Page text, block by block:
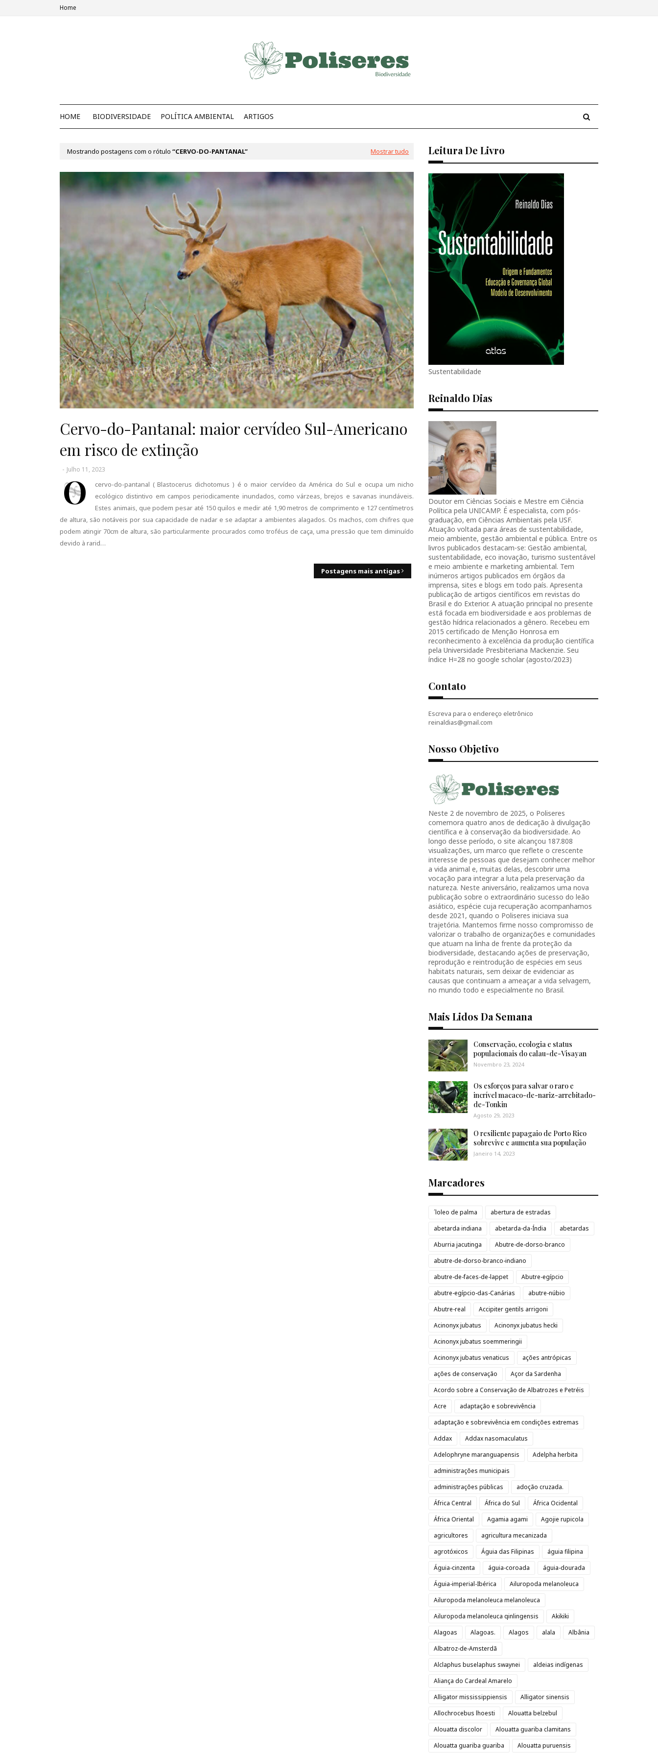
Home
HOME BIODIVERSIDADE POLÍTICA AMBIENTAL ARTIGOS
Mostrando postagens com o rótulo CERVO-DO-PANTANAL Mostrar tudo
Cervo-do-Pantanal: maior cervídeo Sul-Americano
em risco de extinção
- Julho 11, 2023
O
cervo-do-pantanal ( Blastocerus dichotomus ) é o maior cervídeo da América do Sul e ocupa um nicho
ecológico distintivo em campos periodicamente inundados, como várzeas, brejos e savanas inundáveis.
Estes animais, que podem pesar até 150 quilos e medir até 1,90 metros de comprimento e 127 centímetros
de altura, são notáveis por sua capacidade de nadar e se adaptar a ambientes alagados. Os machos, com chifres que
podem atingir 70cm de altura, são particularmente procurados como troféus de caça, uma pressão que tem diminuído
devido à rarid…
Postagens mais antigas
Leitura De Livro
Sustentabilidade
Reinaldo Dias
Doutor em Ciências Sociais e Mestre em Ciência
Política pela UNICAMP. É especialista, com pós-
graduação, em Ciências Ambientais pela USF.
Atuação voltada para áreas de sustentabilidade,
meio ambiente, gestão ambiental e pública. Entre os
livros publicados destacam-se: Gestão ambiental,
sustentabilidade, eco inovação, turismo sustentável
e meio ambiente e marketing ambiental. Tem
inúmeros artigos publicados em órgãos da
imprensa, sites e blogs em todo país. Apresenta
publicação de artigos científicos em revistas do
Brasil e do Exterior. A atuação principal no presente
está focada em biodiversidade e aos problemas de
gestão hídrica relacionados a gênero. Recebeu em
2015 certificado de Menção Honrosa em
reconhecimento à excelência da produção científica
pela Universidade Presbiteriana Mackenzie. Seu
índice H=28 no google scholar (agosto/2023)
Contato
Escreva para o endereço eletrônico
reinaldias@gmail.com
Nosso Objetivo
Neste 2 de novembro de 2025, o Poliseres
comemora quatro anos de dedicação à divulgação
científica e à conservação da biodiversidade. Ao
longo desse período, o site alcançou 187.808
visualizações, um marco que reflete o crescente
interesse de pessoas que desejam conhecer melhor
a vida animal e, muitas delas, descobrir uma
vocação para integrar a luta pela preservação da
natureza. Neste aniversário, realizamos uma nova
publicação sobre o extraordinário sucesso do leão
asiático, espécie cuja recuperação acompanhamos
desde 2021, quando o Poliseres iniciava sua
trajetória. Mantemos firme nosso compromisso de
valorizar o trabalho de organizações e comunidades
que atuam na linha de frente da proteção da
biodiversidade, destacando ações de preservação,
reprodução e reintrodução de espécies em seus
habitats naturais, sem deixar de evidenciar as
causas que continuam a ameaçar a vida selvagem,
no mundo todo e especialmente no Brasil.
Mais Lidos Da Semana
Conservação, ecologia e status
populacionais do calau-de-Visayan
Novembro 23, 2024
Os esforços para salvar o raro e
incrível macaco-de-nariz-arrebitado-
de-Tonkin
Agosto 29, 2023
O resiliente papagaio de Porto Rico
sobrevive e aumenta sua população
Janeiro 14, 2023
Marcadores
´loleo de palma
abertura de estradas
abetarda indiana
abetarda-da-Índia
abetardas
Aburria jacutinga
Abutre-de-dorso-branco
abutre-de-dorso-branco-indiano
abutre-de-faces-de-lappet
Abutre-egípcio
abutre-egípcio-das-Canárias
abutre-núbio
Abutre-real
Accipiter gentils arrigoni
Acinonyx jubatus
Acinonyx jubatus hecki
Acinonyx jubatus soemmeringii
Acinonyx jubatus venaticus
ações antrópicas
ações de conservação
Açor da Sardenha
Acordo sobre a Conservação de Albatrozes e Petréis
Acre
adaptação e sobrevivência
adaptação e sobrevivência em condições extremas
Addax
Addax nasomaculatus
Adelophryne maranguapensis
Adelpha herbita
administrações municipais
administrações públicas
adoção cruzada.
África Central
África do Sul
África Ocidental
África Oriental
Agamia agami
Agojie rupicola
agricultores
agricultura mecanizada
agrotóxicos
Águia das Filipinas
águia filipina
Águia-cinzenta
águia-coroada
águia-dourada
Águia-imperial-Ibérica
Ailuropoda melanoleuca
Ailuropoda melanoleuca melanoleuca
Ailuropoda melanoleuca qinlingensis
Akikiki
Alagoas
Alagoas. Alagos alala
Albânia
Albatroz-de-Amsterdã
Alclaphus buselaphus swaynei
aldeias indígenas
Aliança do Cardeal Amarelo
Alligator mississippiensis
Alligator sinensis
Allochrocebus lhoesti
Alouatta belzebul
Alouatta discolor
Alouatta guariba clamitans
Alouatta guariba guariba
Alouatta puruensis